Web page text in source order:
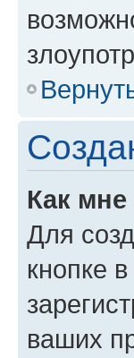
Как
Для
кнопке
ваших